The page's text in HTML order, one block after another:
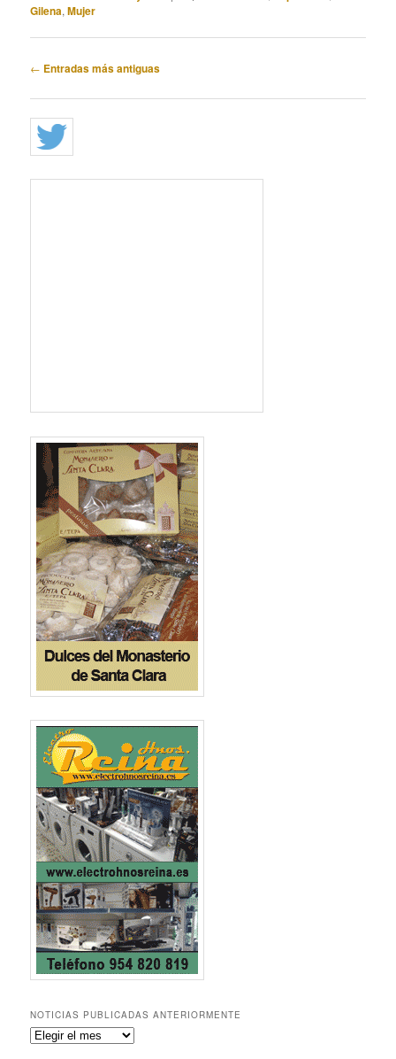
Gilena,Mujer
Navegación
entradas
← Entradas más antiguas
NOTICIAS PUBLICADAS ANTERIORMENTE
Noticias